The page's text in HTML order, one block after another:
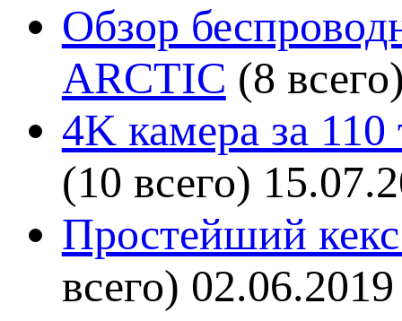
Обзор
ARCTIC (8
4K камера за
(10 всего)
Простейший кекс
всего) 02.06.2019